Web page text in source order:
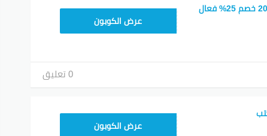
كود خصم جملون 2026 خصم 25% فعال
HD253عرض الكوبون
0 تعليق
HD253عرض الكوبون